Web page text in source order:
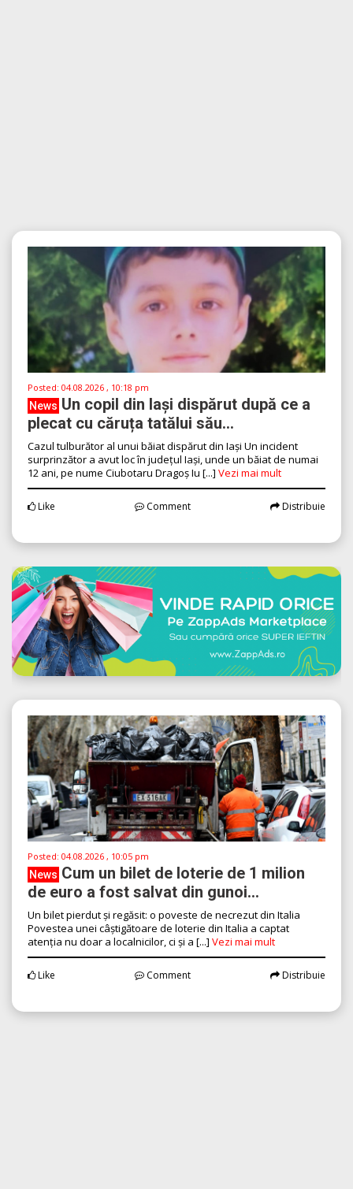
Posted: 04.08.2026 , 10:18 pm
News Un copil din Iași dispărut după ce a
plecat cu căruța tatălui său...
Cazul tulburător al unui băiat dispărut din Iași Un incident
surprinzător a avut loc în județul Iași, unde un băiat de numai
12 ani, pe nume Ciubotaru Dragoș Iu [...] Vezi mai mult
Like Comment Distribuie
Posted: 04.08.2026 , 10:05 pm
News Cum un bilet de loterie de 1 milion
de euro a fost salvat din gunoi...
Un bilet pierdut și regăsit: o poveste de necrezut din Italia
Povestea unei câștigătoare de loterie din Italia a captat
atenția nu doar a localnicilor, ci și a [...] Vezi mai mult
Like Comment Distribuie